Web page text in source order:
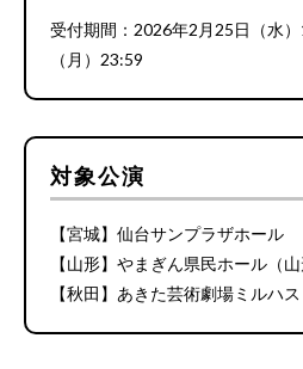
受付期間：2026年2月25日（水
（月）23:59
対象公演
【宮城】仙台サンプラザホール
【山形】やまぎん県民ホール（
【秋田】あきた芸術劇場ミルハ